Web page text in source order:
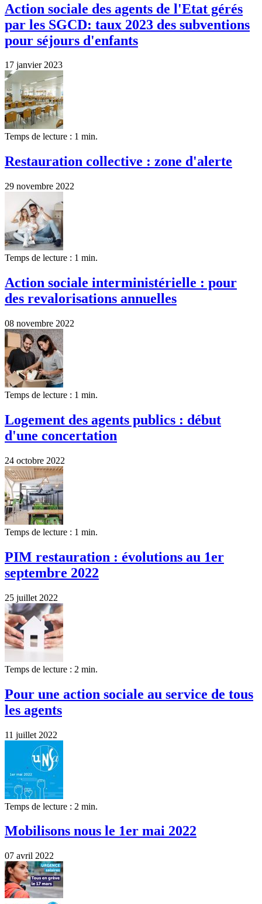
Action sociale des agents de l'Etat gérés
par les SGCD: taux 2023 des subventions
pour séjours d'enfants
17 janvier 2023
Temps de lecture : 1 min.
Restauration collective : zone d'alerte
29 novembre 2022
Temps de lecture : 1 min.
Action sociale interministérielle : pour
des revalorisations annuelles
08 novembre 2022
Temps de lecture : 1 min.
Logement des agents publics : début
d'une concertation
24 octobre 2022
Temps de lecture : 1 min.
PIM restauration : évolutions au 1er
septembre 2022
25 juillet 2022
Temps de lecture : 2 min.
Pour une action sociale au service de tous
les agents
11 juillet 2022
Temps de lecture : 2 min.
Mobilisons nous le 1er mai 2022
07 avril 2022